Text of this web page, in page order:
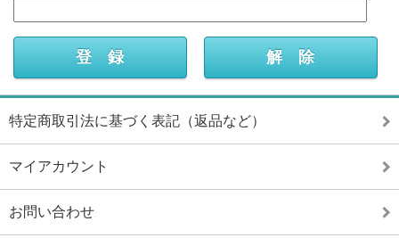
特定商取引法に基づく表記（返品など）
マイアカウント
お問い合わせ